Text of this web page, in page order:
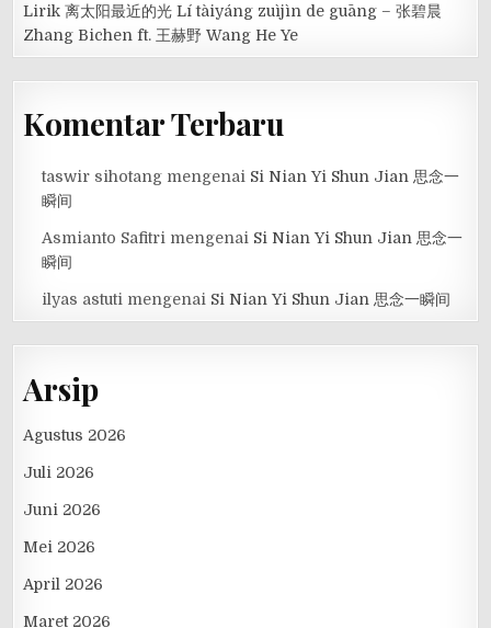
Lirik 离太阳最近的光 Lí tàiyáng zuìjìn de guāng – 张碧晨
Zhang Bichen ft. 王赫野 Wang He Ye
Komentar Terbaru
taswir sihotang mengenai Si Nian Yi Shun Jian 思念一
瞬间
Asmianto Safitri mengenai Si Nian Yi Shun Jian 思念一
瞬间
ilyas astuti mengenai Si Nian Yi Shun Jian 思念一瞬间
Arsip
Agustus 2026
Juli 2026
Juni 2026
Mei 2026
April 2026
Maret 2026